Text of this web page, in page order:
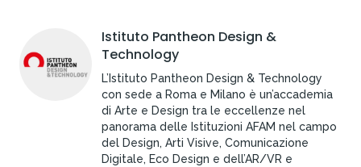
Istituto Pantheon Design &
Technology
L’Istituto Pantheon Design & Technology
con sede a Roma e Milano è un’accademia
di Arte e Design tra le eccellenze nel
panorama delle Istituzioni AFAM nel campo
del Design, Arti Visive, Comunicazione
Digitale, Eco Design e dell’AR/VR e